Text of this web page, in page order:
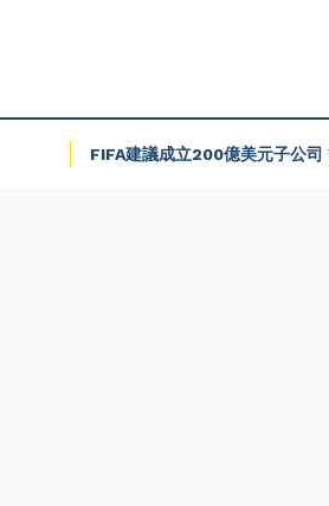
FIFA建議成立200億美元子公司